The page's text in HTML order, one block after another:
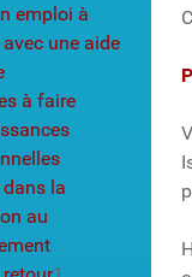
emploi à
une aide
à faire
la
au